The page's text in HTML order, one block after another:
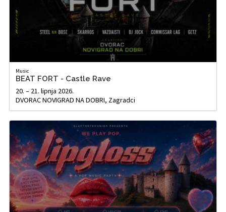
Music
BEAT FORT - Castle Rave
20. – 21. lipnja 2026.
DVORAC NOVIGRAD NA DOBRI, Zagradci